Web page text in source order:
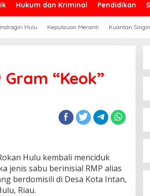
Hukum dan Kriminal Pendidikan
Indragiri Hulu Kepulauan Meranti Kuantan
“Keok”
Hulu kembali menciduk
jenis sabu berinisial RMP alias
berdomisili di Desa Kota Intan,
Riau.